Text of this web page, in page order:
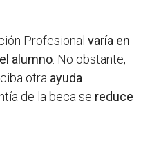
Profesional varía en
alumno . No obstante,
otra ayuda
de la beca se reduce